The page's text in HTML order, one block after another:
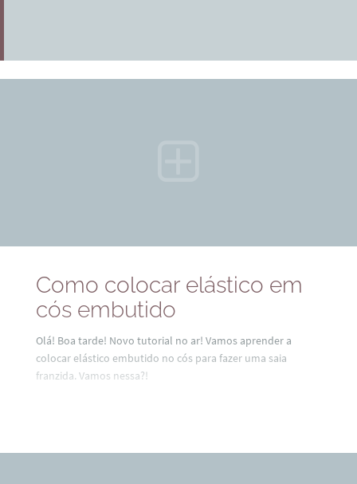
Como colocar elástico em
cós embutido
Olá! Boa tarde! Novo tutorial no ar! Vamos aprender a
colocar elástico embutido no cós para fazer uma saia
franzida. Vamos nessa?!